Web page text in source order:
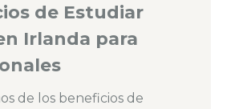
de Estudiar
Irlanda para
de los beneficios de